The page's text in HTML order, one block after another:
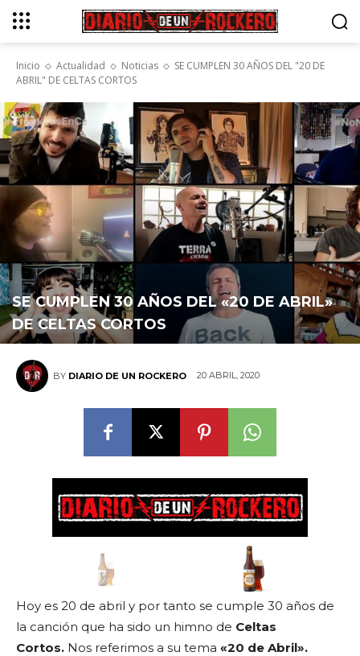
Inicio Actualidad Noticias
SE CUMPLEN 30 AÑOS DEL "20 DE
ABRIL" DE CELTAS CORTOS
SE CUMPLEN 30 AÑOS DEL «20 DE ABRIL»
DE CELTAS CORTOS
BY DIARIO DE UN ROCKERO 20 ABRIL, 2020
Hoy es 20 de abril y por tanto se cumple 30 años de
la canción que ha sido un himno de Celtas
Cortos. Nos referimos a su tema «20 de Abril».